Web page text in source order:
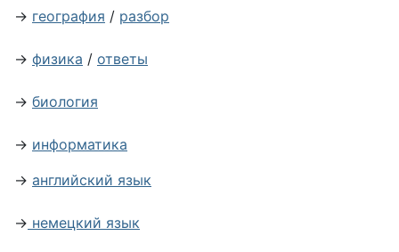
→ география / разбор
→ физика / ответы
→ биология
→ информатика
→ английский язык
→ немецкий язык